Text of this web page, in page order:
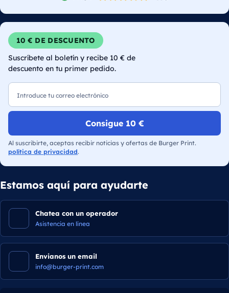
10 € DE DESCUENTO
Suscríbete al boletín y recibe 10 € de
descuento en tu primer pedido.
Consigue 10 €
Al suscribirte, aceptas recibir noticias y ofertas de Burger Print.
política de privacidad.
Estamos aquí para ayudarte
Chatea con un operador
Asistencia en línea
Envianos un email
info@burger-print.com